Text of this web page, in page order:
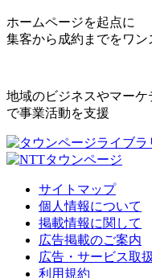
ホームページを起点に
集客から成約までをワン
地域のビジネスやマー
で事業活動を支援
サイトマップ
個人情報について
掲載情報に関して
広告掲載のご案内
広告・サービス取
利用規約